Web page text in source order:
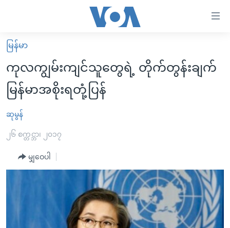
လွယ်ကူ
စေ
သည့်
Link
များ
ပင်မ
မူလစာမျက်နှာ
မြန်မာ
ကမ္ဘာ့သတင်းများ
နိုင်ငံတကာ
အစ္စရေး-ပါလက်စတိုင်း
ဗွီဒီယို
သတင်းလွတ်လပ်ခွင့်
အင်္ဂလိပ်စာလေ့လာမယ်
မကြေးမုံရဲ့ အင်္ဂလိပ်စာ
ရုပ်ရှင်ထဲက အင်္ဂလိပ်စာ
ရေဒီယိုနှင့်ရုပ်သံ အချက်အလက်များ
ရေဒီယို/တီဗွီအစီအစဉ်
မြန်မာ
ကုလကျွမ်းကျင်သူတွေရဲ့ တိုက်တွန်းချက်
မြန်မာအစိုးရတုံ့ပြန်
ဆုမွန်
၂၆ စက္တင္ဘာ၊ ၂၀၁၇
မျှဝေပါ